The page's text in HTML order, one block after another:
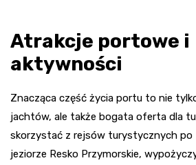
Atrakcje portowe i
aktywności
Znacząca część życia portu to nie
jachtów, ale także bogata oferta dla
skorzystać z rejsów turystycznych po
jeziorze Resko Przymorskie,